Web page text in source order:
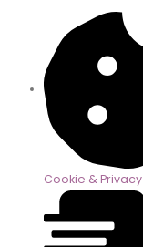
Cookie & Privacy